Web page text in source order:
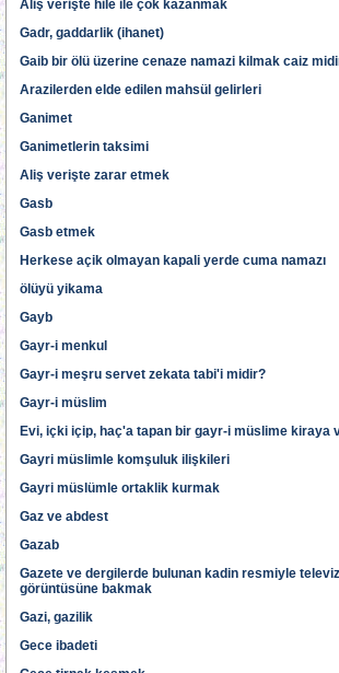
Aliş verişte hile ile çok kazanmak
Gadr, gaddarlik (ihanet)
Gaib bir ölü üzerine cenaze namazi kilmak caiz
Arazilerden elde edilen mahsül gelirleri
Ganimet
Ganimetlerin taksimi
Aliş verişte zarar etmek
Gasb
Gasb etmek
Herkese açik olmayan kapali yerde cuma namazı
ölüyü yikama
Gayb
Gayr-i menkul
Gayr-i meşru servet zekata tabi'i midir?
Gayr-i müslim
Evi, içki içip, haç'a tapan bir gayr-i müslime kiraya
Gayri müslimle komşuluk ilişkileri
Gayri müslümle ortaklik kurmak
Gaz ve abdest
Gazab
Gazete ve dergilerde bulunan kadin resmiyle
görüntüsüne bakmak
Gazi, gazilik
Gece ibadeti